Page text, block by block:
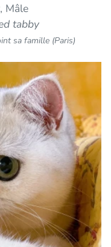
Mâle
tabby
sa famille (Paris)